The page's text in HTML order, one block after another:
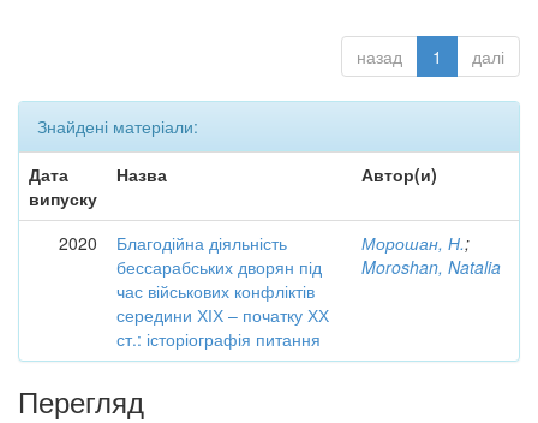
назад 1 далі
Знайдені матеріали:
Дата
випуску
Назва Автор(и)
2020
Благодійна діяльність
бессарабських дворян під
час військових конфліктів
середини ХІХ – початку ХХ
ст.: історіографія питання
Морошан, Н.;
Moroshan, Natalia
Перегляд